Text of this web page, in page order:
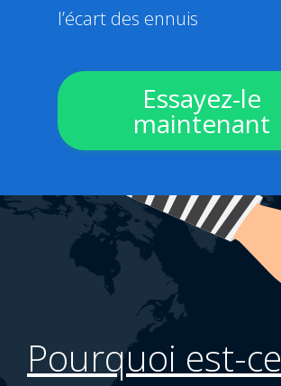
l’écart des ennuis
Essayez-le
maintenant
Pourquoi est-ce